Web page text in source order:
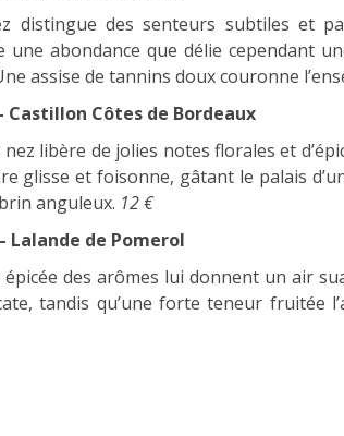
distingue des senteurs subtiles et
une abondance que délie cependant
assise de tannins doux couronne
Castillon Côtes de Bordeaux
libère de jolies notes florales et
glisse et foisonne, gâtant le palais
anguleux. 12 €
Lalande de Pomerol
des arômes lui donnent un air
tandis qu’une forte teneur fruitée